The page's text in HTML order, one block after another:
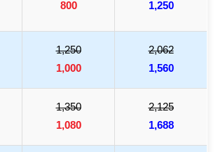
800 1,250
1,250
1,000
2,062
1,560
1,350
1,080
2,125
1,688